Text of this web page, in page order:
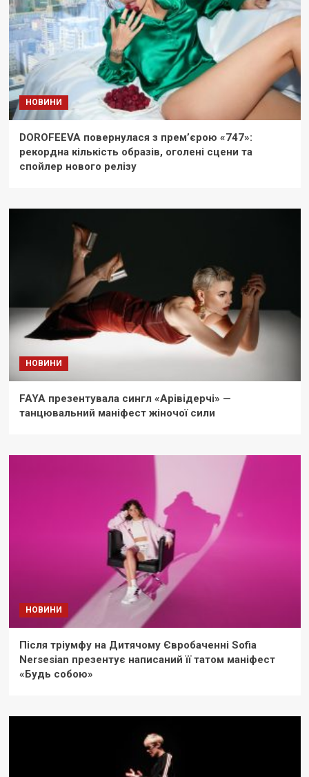
НОВИНИ
DOROFEEVA повернулася з прем’єрою «747»:
рекордна кількість образів, оголені сцени та
спойлер нового релізу
НОВИНИ
FAYA презентувала сингл «Арівідерчі» —
танцювальний маніфест жіночої сили
НОВИНИ
Після тріумфу на Дитячому Євробаченні Sofia
Nersesian презентує написаний її татом маніфест
«Будь собою»